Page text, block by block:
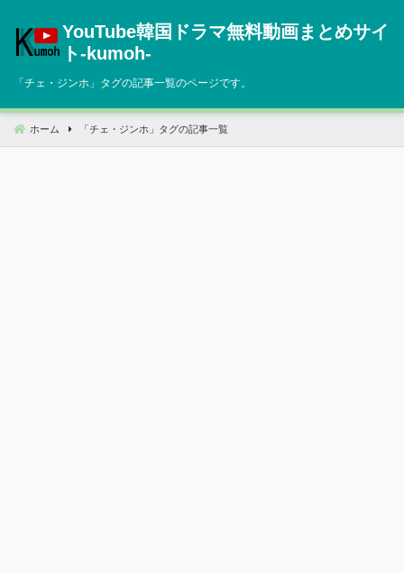
へ
動
YouTube韓国ドラマ無料動画まとめサイ
ト‐kumoh‐
「チェ・ジンホ 」タグの記事一覧のページです。
ホーム 「 チェ・ジンホ 」タグの記事一覧